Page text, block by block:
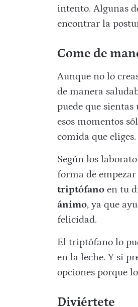
intento. Algunas
encontrar la
Come de
Aunque no lo
de manera
puede que
esos momentos
comida que eliges.
Según los
forma de
triptófanoen tu
ánimo, ya que
felicidad.
El triptófano lo
en la leche. Y si
opciones porque
Diviértete